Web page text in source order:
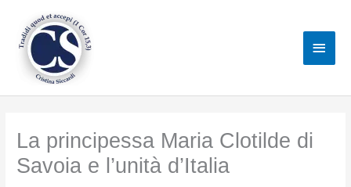
contenuto
La principessa Maria Clotilde di
Savoia e l’unità d’Italia